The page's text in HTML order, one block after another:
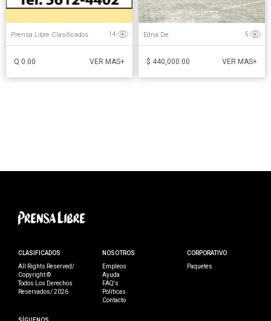
Prensa Libre Clasificados 14
Q 0.00 VER MAS+
Edna De 5
$ 440,000.00 VER MAS+
CLASIFICADOS
All Rights Reserved/
Copyright ©
Todos Los Derechos
Reservados/ 2026
NOSOTROS
Empleos
Ayuda
FAQ's
Políticas
Contacto
CORPORATIVO
Paquetes